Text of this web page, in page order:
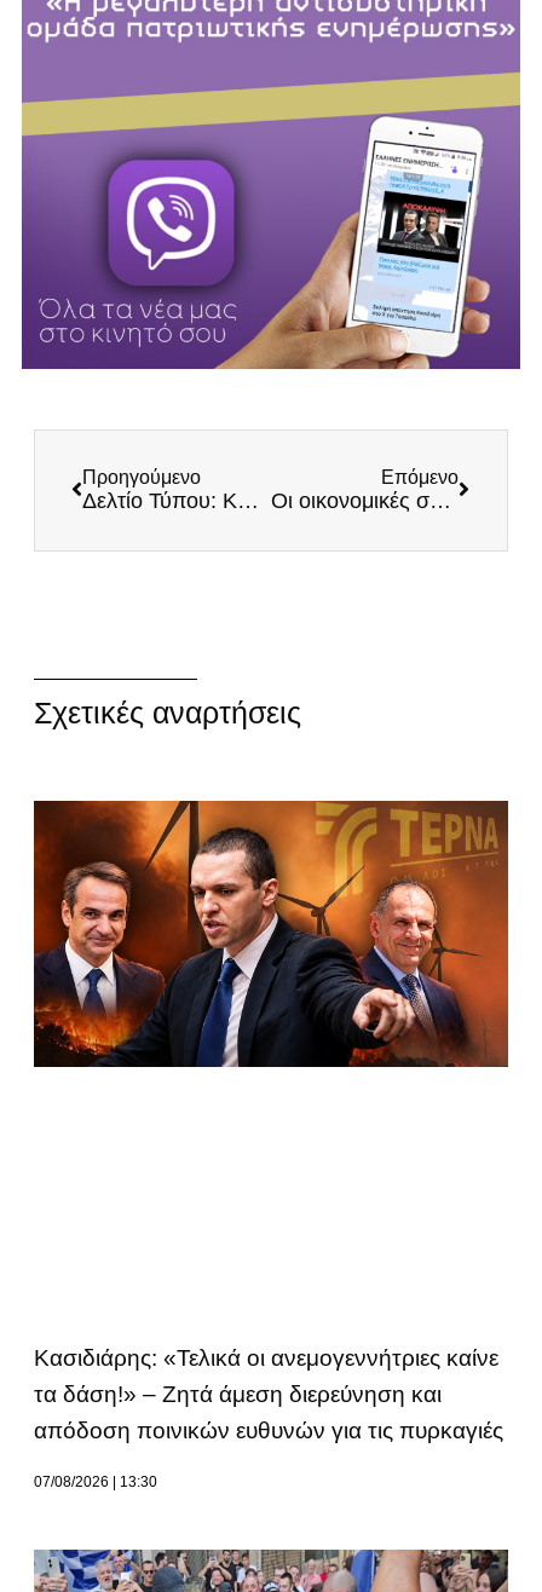
Προηγούμενο
Δελτίο Τύπου: Κυβέρνηση παρωδία
Επόμενο
Οι οικονομικές συνέπειες του πολέμου στην Ουκρανία
Σχετικές αναρτήσεις
Κασιδιάρης: «Τελικά οι ανεμογεννήτριες καίνε
τα δάση!» – Ζητά άμεση διερεύνηση και
απόδοση ποινικών ευθυνών για τις πυρκαγιές
07/08/2026 13:30